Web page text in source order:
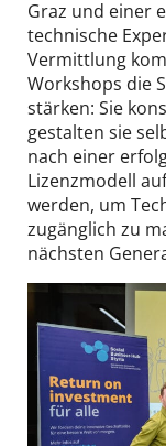
Graz und einer
technische
Vermittlung
Workshops die
stärken: Sie
gestalten sie
nach einer
Lizenzmodell
werden, um
zugänglich zu
nächsten